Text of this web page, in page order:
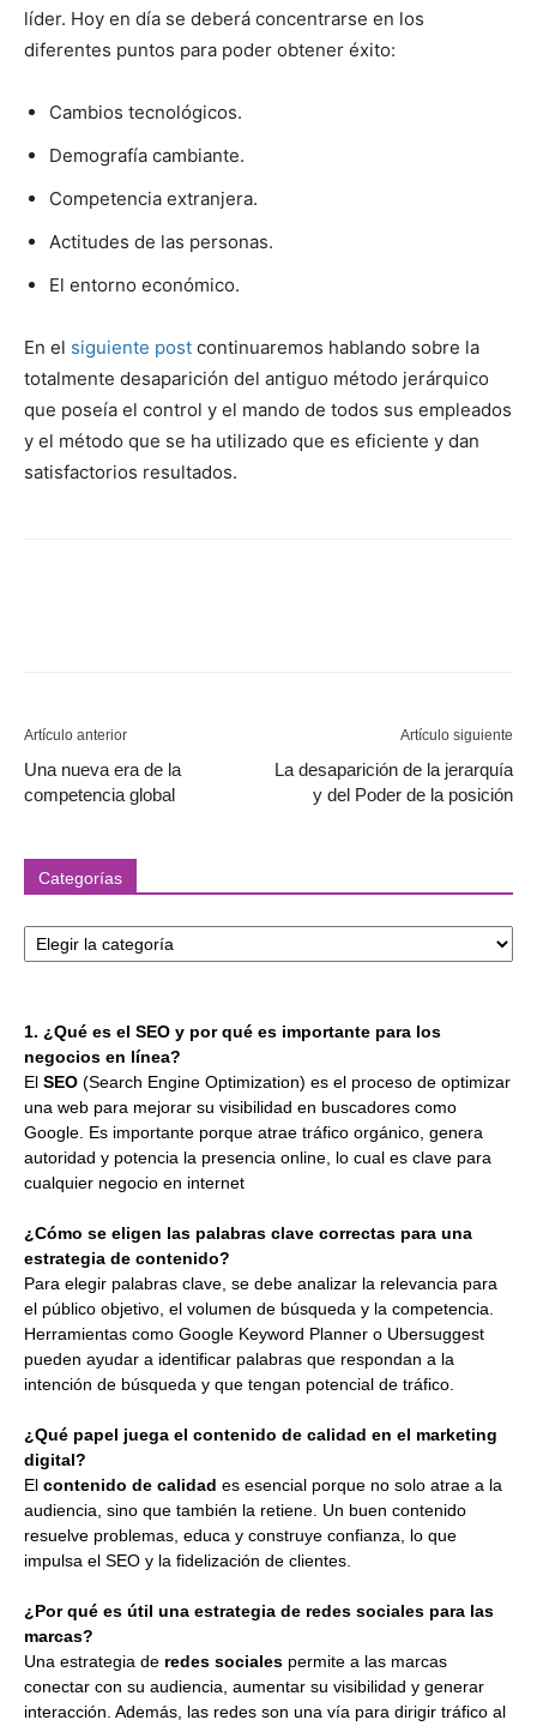
líder. Hoy en día se deberá concentrarse en los
diferentes puntos para poder obtener éxito:
Cambios tecnológicos.
Demografía cambiante.
Competencia extranjera.
Actitudes de las personas.
El entorno económico.
En el siguiente post continuaremos hablando sobre la
totalmente desaparición del antiguo método jerárquico
que poseía el control y el mando de todos sus empleados
y el método que se ha utilizado que es eficiente y dan
satisfactorios resultados.
Artículo anterior
Una nueva era de la
competencia global
Artículo siguiente
La desaparición de la jerarquía
y del Poder de la posición
Categorías
1. ¿Qué es el SEO y por qué es importante para los
negocios en línea?
El SEO (Search Engine Optimization) es el proceso de optimizar
una web para mejorar su visibilidad en buscadores como
Google. Es importante porque atrae tráfico orgánico, genera
autoridad y potencia la presencia online, lo cual es clave para
cualquier negocio en internet
¿Cómo se eligen las palabras clave correctas para una
estrategia de contenido?
Para elegir palabras clave, se debe analizar la relevancia para
el público objetivo, el volumen de búsqueda y la competencia.
Herramientas como Google Keyword Planner o Ubersuggest
pueden ayudar a identificar palabras que respondan a la
intención de búsqueda y que tengan potencial de tráfico.
¿Qué papel juega el contenido de calidad en el marketing
digital?
El contenido de calidad es esencial porque no solo atrae a la
audiencia, sino que también la retiene. Un buen contenido
resuelve problemas, educa y construye confianza, lo que
impulsa el SEO y la fidelización de clientes.
¿Por qué es útil una estrategia de redes sociales para las
marcas?
Una estrategia de redes sociales permite a las marcas
conectar con su audiencia, aumentar su visibilidad y generar
interacción. Además, las redes son una vía para dirigir tráfico al